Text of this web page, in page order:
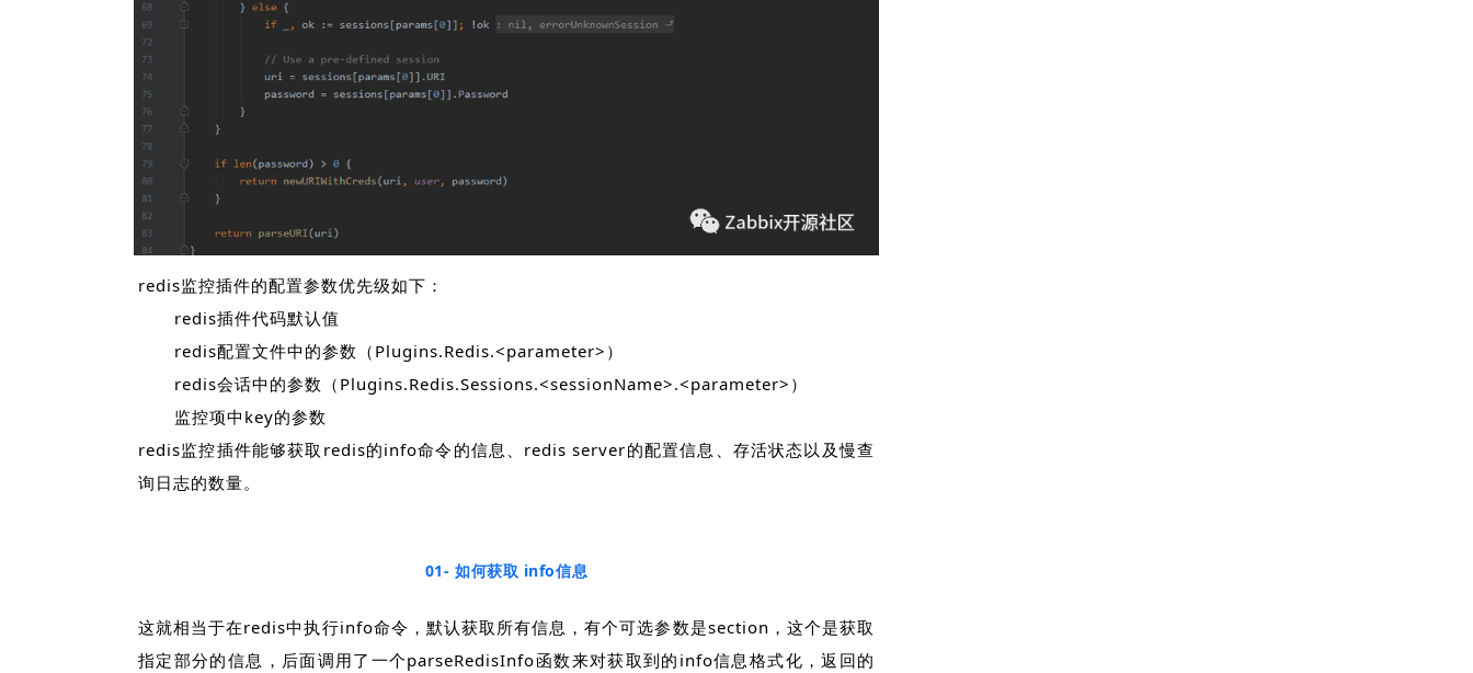
redis监控插件的配置参数优先级如下：
redis插件代码默认值
redis配置文件中的参数（Plugins.Redis.<parameter>）
redis会话中的参数（Plugins.Redis.Sessions.<sessionName>.<parameter>）
监控项中key的参数
redis监控插件能够获取redis的info命令的信息、redis server的配置信息、存活状态以及慢查
询日志的数量。
01- 如何获取 info信息
这就相当于在redis中执行info命令，默认获取所有信息，有个可选参数是section，这个是获取
指定部分的信息，后面调用了一个parseRedisInfo函数来对获取到的info信息格式化，返回的